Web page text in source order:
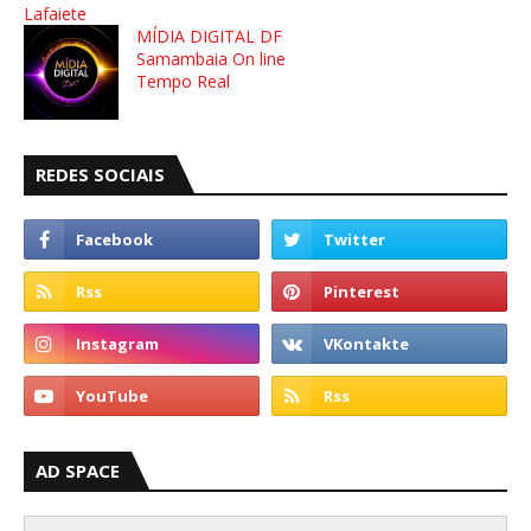
Lafaiete
MÍDIA DIGITAL DF
Samambaia On line
Tempo Real
REDES SOCIAIS
AD SPACE